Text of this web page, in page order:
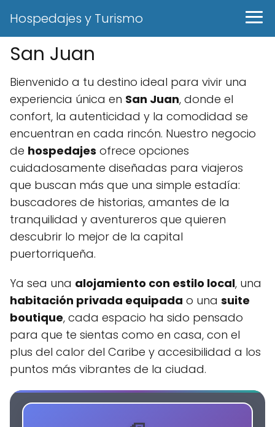
Hospedajes y Turismo
San Juan
Bienvenido a tu destino ideal para vivir una
experiencia única en San Juan, donde el
confort, la autenticidad y la comodidad se
encuentran en cada rincón. Nuestro negocio
de hospedajes ofrece opciones
cuidadosamente diseñadas para viajeros
que buscan más que una simple estadía:
buscadores de historias, amantes de la
tranquilidad y aventureros que quieren
descubrir lo mejor de la capital
puertorriqueña.
Ya sea una alojamiento con estilo local, una
habitación privada equipada o una suite
boutique, cada espacio ha sido pensado
para que te sientas como en casa, con el
plus del calor del Caribe y accesibilidad a los
puntos más vibrantes de la ciudad.